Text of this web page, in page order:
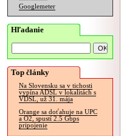
Googlemeter
Hľadanie
Top články
Na Slovensku sa v tichosti
vypína ADSL v lokalitách s
VDSL, už 31. mája
Orange sa doťahuje na UPC
a O2, spustí 2.5 Gbps
pripojenie